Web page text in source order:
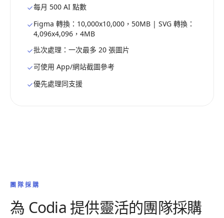
每月 500 AI 點數
Figma 轉換：10,000x10,000，50MB | SVG 轉換：
4,096x4,096，4MB
批次處理：一次最多 20 張圖片
可使用 App/網站截圖參考
優先處理同支援
團隊採購
為 Codia 提供靈活的團隊採購